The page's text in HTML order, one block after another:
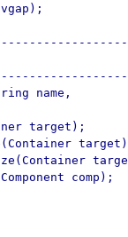
name,
target);
comp);